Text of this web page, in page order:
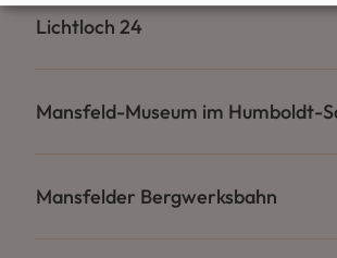
Lichtloch 24
Mansfeld-Museum im Humboldt-
Mansfelder Bergwerksbahn